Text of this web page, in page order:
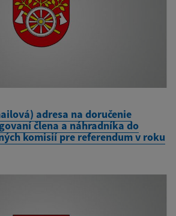
adresa na doručenie
člena a náhradníka do
komisií pre referendum v roku